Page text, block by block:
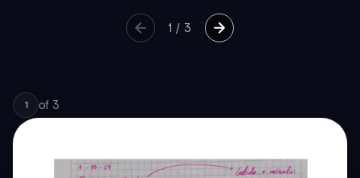
1 / 3
1 of 3